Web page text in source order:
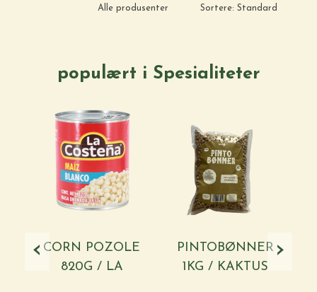
populært i Spesialiteter
CORN POZOLE
820G / LA
PINTOBØNNER
1KG / KAKTUS
‹ ›